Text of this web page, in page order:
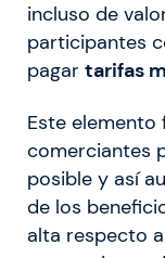
incluso de
participantes
pagar tarifas
Este elemento
comerciantes
posible y así
de los
alta respecto